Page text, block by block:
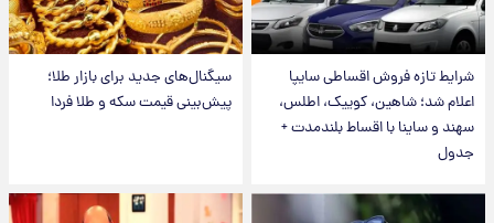
شرایط تازه فروش اقساطی سایپا
اعلام شد؛ شاهین، کوییک، اطلس،
سهند و ساینا با اقساط بلندمدت +
جدول
سیگنال‌های جدید برای بازار طلا؛
پیش‌بینی قیمت سکه و طلا فردا